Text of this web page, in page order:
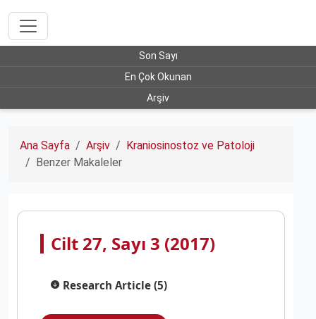
Son Sayı
En Çok Okunan
Arşiv
Ana Sayfa Arşiv
Kraniosinostoz ve Patoloji
Benzer Makaleler
Cilt 27, Sayı 3 (2017)
Research Article (5)